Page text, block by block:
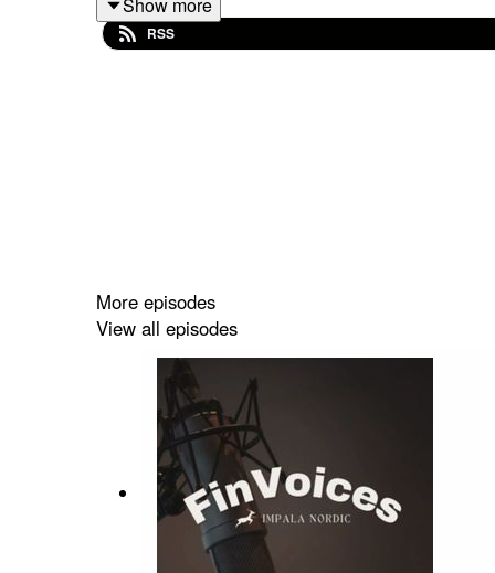
RSS
More episodes
View all episodes